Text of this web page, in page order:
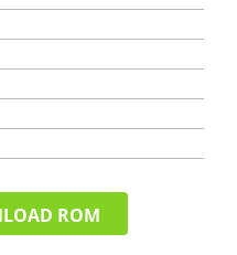
ROM